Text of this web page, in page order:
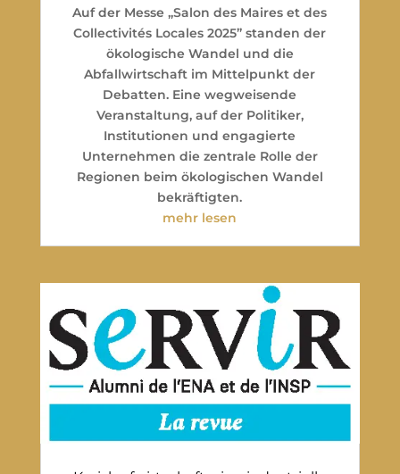
Auf der Messe „Salon des Maires et des
Collectivités Locales 2025” standen der
ökologische Wandel und die
Abfallwirtschaft im Mittelpunkt der
Debatten. Eine wegweisende
Veranstaltung, auf der Politiker,
Institutionen und engagierte
Unternehmen die zentrale Rolle der
Regionen beim ökologischen Wandel
bekräftigten.
mehr lesen